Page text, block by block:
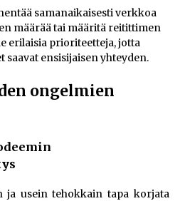
samanaikaisesti verkkoa
määrää tai määritä reitittimen
erilaisia prioriteetteja, jotta
saavat ensisijaisen yhteyden.
ongelmien
ja usein tehokkain tapa korjata